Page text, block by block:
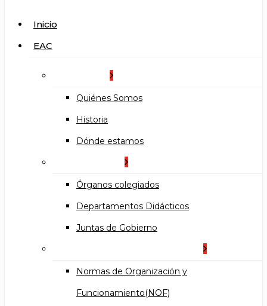
search
Menu
Inicio
EAC
Quiénes Somos
Historia
Dónde estamos
Órganos colegiados
Departamentos Didácticos
Juntas de Gobierno
Normas de Organización y
Funcionamiento(NOF)